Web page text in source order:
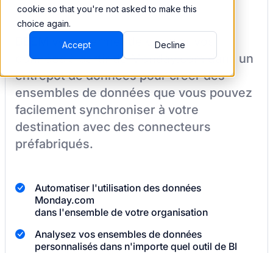
cookie so that you're not asked to make this
choice again.
Accept Decline
BEEM vous permet de charger vos
données à partir deMonday.comdans un
entrepôt de données pour créer des
ensembles de données que vous pouvez
facilement synchroniser à votre
destination avec des connecteurs
préfabriqués.
Automatiser l'utilisation des données
Monday.com
dans l'ensemble de votre organisation
Analysez vos ensembles de données
personnalisés dans n'importe quel outil de BI